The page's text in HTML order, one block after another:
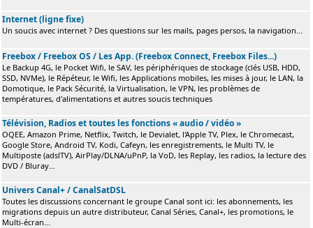
Internet (ligne fixe)
Un soucis avec internet ? Des questions sur les mails, pages persos, la navigation...
Freebox / Freebox OS / Les App. (Freebox Connect, Freebox Files...)
Le Backup 4G, le Pocket Wifi, le SAV, les périphériques de stockage (clés USB, HDD,
SSD, NVMe), le Répéteur, le Wifi, les Applications mobiles, les mises à jour, le LAN, la
Domotique, le Pack Sécurité, la Virtualisation, le VPN, les problèmes de
températures, d'alimentations et autres soucis techniques
Télévision, Radios et toutes les fonctions « audio / vidéo »
OQEE, Amazon Prime, Netflix, Twitch, le Devialet, l'Apple TV, Plex, le Chromecast,
Google Store, Android TV, Kodi, Cafeyn, les enregistrements, le Multi TV, le
Multiposte (adslTV), AirPlay/DLNA/uPnP, la VoD, les Replay, les radios, la lecture des
DVD / Bluray...
Univers Canal+ / CanalSatDSL
Toutes les discussions concernant le groupe Canal sont ici: les abonnements, les
migrations depuis un autre distributeur, Canal Séries, Canal+, les promotions, le
Multi-écran...